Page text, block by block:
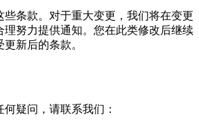
些条款。对于重大变更，我们将在变更
理努力提供通知。您在此类修改后继续
新后的条款。
疑问，请联系我们：